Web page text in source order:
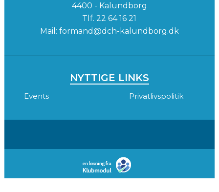
4400 - Kalundborg
Tlf.22 64 16 21
Mail: formand@dch-kalundborg.dk
NYTTIGE LINKS
Events Privatlivspolitik